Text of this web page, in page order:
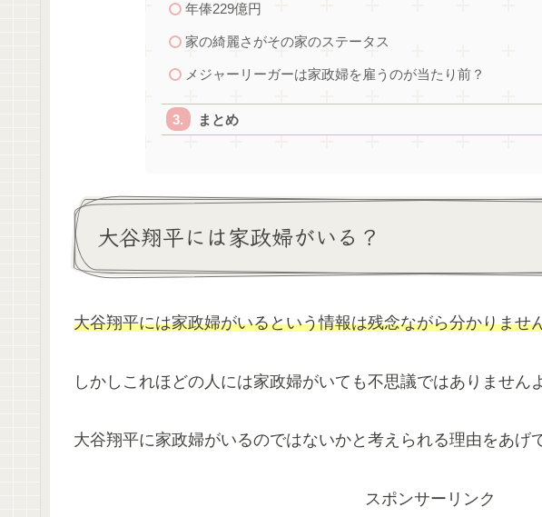
年俸229億円
家の綺麗さがその家のステータス
メジャーリーガーは家政婦を雇うのが当たり前？
まとめ
大谷翔平には家政婦がいる？
大谷翔平には家政婦がいるという情報は残念ながら分かりませ
しかしこれほどの人には家政婦がいても不思議ではありません
大谷翔平に家政婦がいるのではないかと考えられる理由をあげ
スポンサーリンク